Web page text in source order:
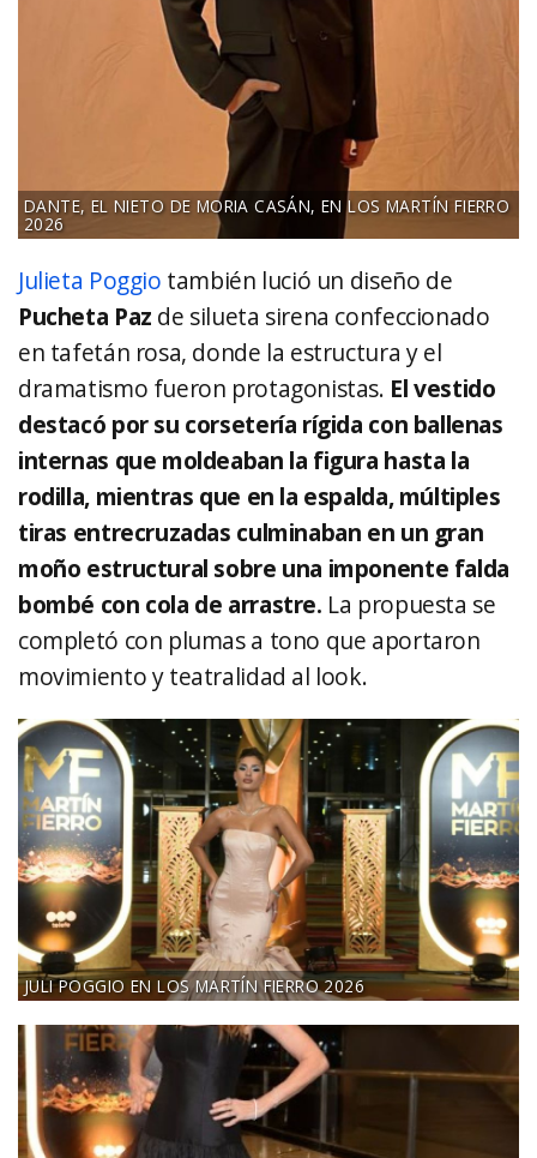
DANTE, EL NIETO DE MORIA CASÁN, EN LOS MARTÍN FIERRO
2026
Julieta Poggio también lució un diseño de
Pucheta Paz de silueta sirena confeccionado
en tafetán rosa, donde la estructura y el
dramatismo fueron protagonistas. El vestido
destacó por su corsetería rígida con ballenas
internas que moldeaban la figura hasta la
rodilla, mientras que en la espalda, múltiples
tiras entrecruzadas culminaban en un gran
moño estructural sobre una imponente falda
bombé con cola de arrastre. La propuesta se
completó con plumas a tono que aportaron
movimiento y teatralidad al look.
JULI POGGIO EN LOS MARTÍN FIERRO 2026